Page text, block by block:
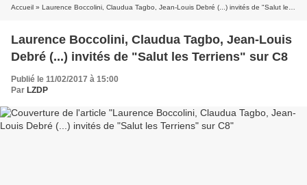
Accueil » Laurence Boccolini, Claudua Tagbo, Jean-Louis Debré (...) invités de "Salut les Terriens" sur C8
Laurence Boccolini, Claudua Tagbo, Jean-Louis
Debré (...) invités de "Salut les Terriens" sur C8
Publié le 11/02/2017 à 15:00
Par LZDP